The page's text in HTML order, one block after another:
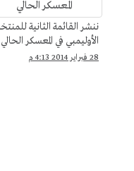
ننشر القائمة الثانية
الأوليمبي في المعسكر الحالي
28 فبراير 2014 4:13 م